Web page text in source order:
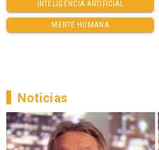
INTELIGENCIA ARTIFICIAL
MENTE HUMANA
Noticias